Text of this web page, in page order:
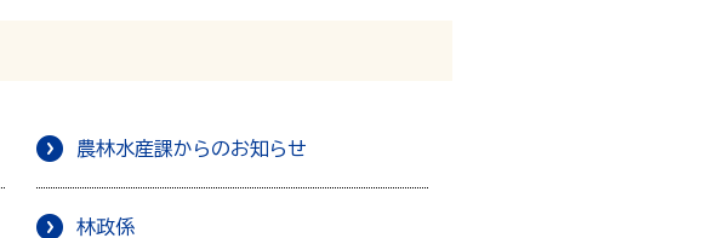
農林水産課からのお知らせ
林政係